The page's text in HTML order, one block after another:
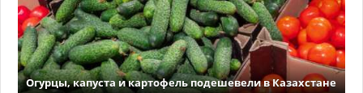
Огурцы, капуста и картофель подешевели в Казахстане